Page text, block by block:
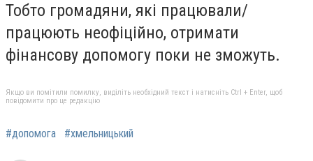
Тобто громадяни, які працювали/
працюють неофіційно, отримати
фінансову допомогу поки не зможуть.
Якщо ви помітили помилку, виділіть необхідний текст і натисніть Ctrl + Enter, щоб
повідомити про це редакцію
#допомога #хмельницький